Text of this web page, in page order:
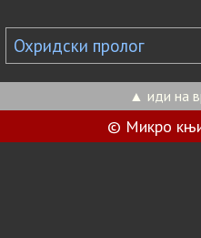
Охридски пролог
▲ иди на
© Микро